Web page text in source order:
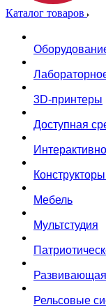
Каталог товаров
3D-принтеры
Доступная
Мебель
Мультстудия
Рельсовые